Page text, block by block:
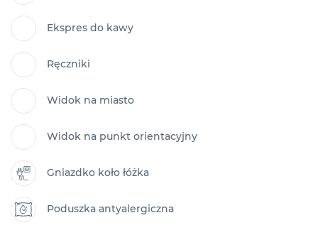
Ekspres do kawy
Ręczniki
Widok na miasto
Widok na punkt orientacyjny
Gniazdko koło łóżka
Poduszka antyalergiczna